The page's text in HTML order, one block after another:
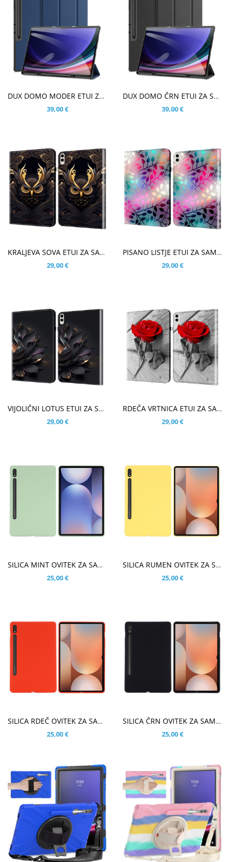
DUX DOMO MODER ETUI ZA SAMSUNG GALAXY TAB S10 ULTRA 14.6
39,00 €
V KOŠARICO
DUX DOMO ČRN ETUI ZA SAMSUNG GALAXY TAB S10 ULTRA 14.6
39,00 €
KRALJEVA SOVA ETUI ZA SAMSUNG GALAXY TAB S10 ULTRA 14.6
29,00 €
PISANO LISTJE ETUI ZA SAMSUNG GALAXY TAB S10 ULTRA 14.6
29,00 €
V KOŠARICO
VIJOLIČNI LOTUS ETUI ZA SAMSUNG GALAXY TAB S10 ULTRA 14.6
29,00 €
V KOŠARICO
RDEČA VRTNICA ETUI ZA SAMSUNG GALAXY TAB S10 ULTRA 14.6
29,00 €
SILICA MINT OVITEK ZA SAMSUNG GALAXY TAB S10 ULTRA 14.6
25,00 €
SILICA RUMEN OVITEK ZA SAMSUNG GALAXY TAB S10 ULTRA 14.6
25,00 €
V KOŠARICO
SILICA RDEČ OVITEK ZA SAMSUNG GALAXY TAB S10 ULTRA 14.6
25,00 €
V KOŠARICO
SILICA ČRN OVITEK ZA SAMSUNG GALAXY TAB S10 ULTRA 14.6
25,00 €